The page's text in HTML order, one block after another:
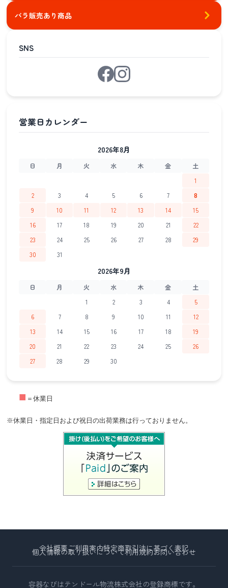
バラ販売あり商品
SNS
2026年8月
日 月 火 水 木 金
土
1
2
3 4 5 6 7
8
9
10 11 12 13 14
15
16
17 18 19 20 21
22
23
24 25 26 27 28
29
30
31
2026年9月
日 月 火 水 木 金
土
1
2 3 4
5
6
7 8 9 10 11
12
13
14 15 16 17 18
19
20
21 22 23 24 25
26
27
28 29 30
■ ＝休業日
※休業日・指定日および祝日の出荷業務は行っておりません。
会社概要ご利用案内特定商取引法に基づく表記
個人情報の取り扱いについて利用規約お問い合わせ
容器なびはテンドール物流株式会社の登録商標です。